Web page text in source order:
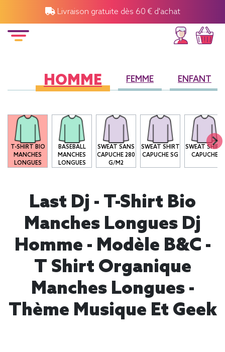
Livraison gratuite dès 60 € d'achat
HOMME FEMME ENFANT
T-SHIRT BIO
MANCHES
LONGUES
BASEBALL
MANCHES
LONGUES
SWEAT SANS
CAPUCHE 280
G/M2
SWEAT SHIRT
CAPUCHE SG
SWEAT SHIRT
CAPUCHE
Last Dj - T-Shirt Bio
Manches Longues Dj
Homme - Modèle B&C -
T Shirt Organique
Manches Longues -
Thème Musique Et Geek